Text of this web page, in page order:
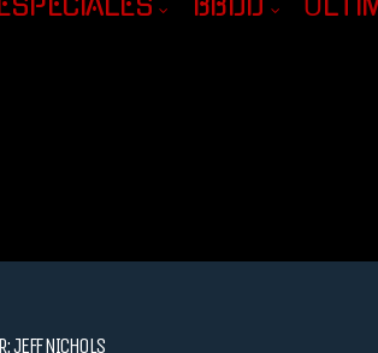
ESPECIALES BBDD
JEFF NICHOLS